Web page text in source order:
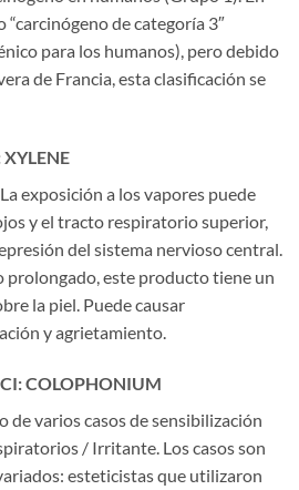
“carcinógeno de categoría 3″
para los humanos), pero debido
de Francia, esta clasificación se
exposición a los vapores puede
y el tracto respiratorio superior,
del sistema nervioso central.
prolongado, este producto tiene un
la piel. Puede causar
y agrietamiento.
COLOPHONIUM
de varios casos de sensibilización
/ Irritante. Los casos son
esteticistas que utilizaron